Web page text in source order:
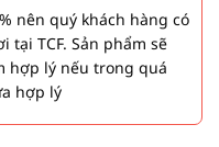
nên quý khách hàng có
tại TCF. Sản phẩm sẽ
hợp lý nếu trong quá
hợp lý